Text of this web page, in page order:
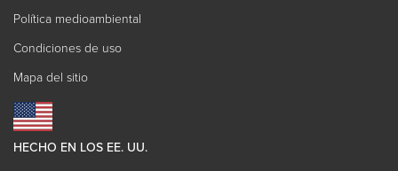
Política medioambiental
Condiciones de uso
Mapa del sitio
HECHO EN LOS EE. UU.